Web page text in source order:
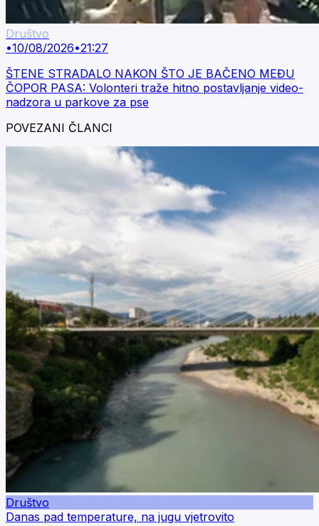
Društvo
•10/08/2026•21:27
ŠTENE STRADALO NAKON ŠTO JE BAČENO MEĐU
ČOPOR PASA: Volonteri traže hitno postavljanje video-
nadzora u parkove za pse
POVEZANI ČLANCI
Društvo
Danas pad temperature, na jugu vjetrovito